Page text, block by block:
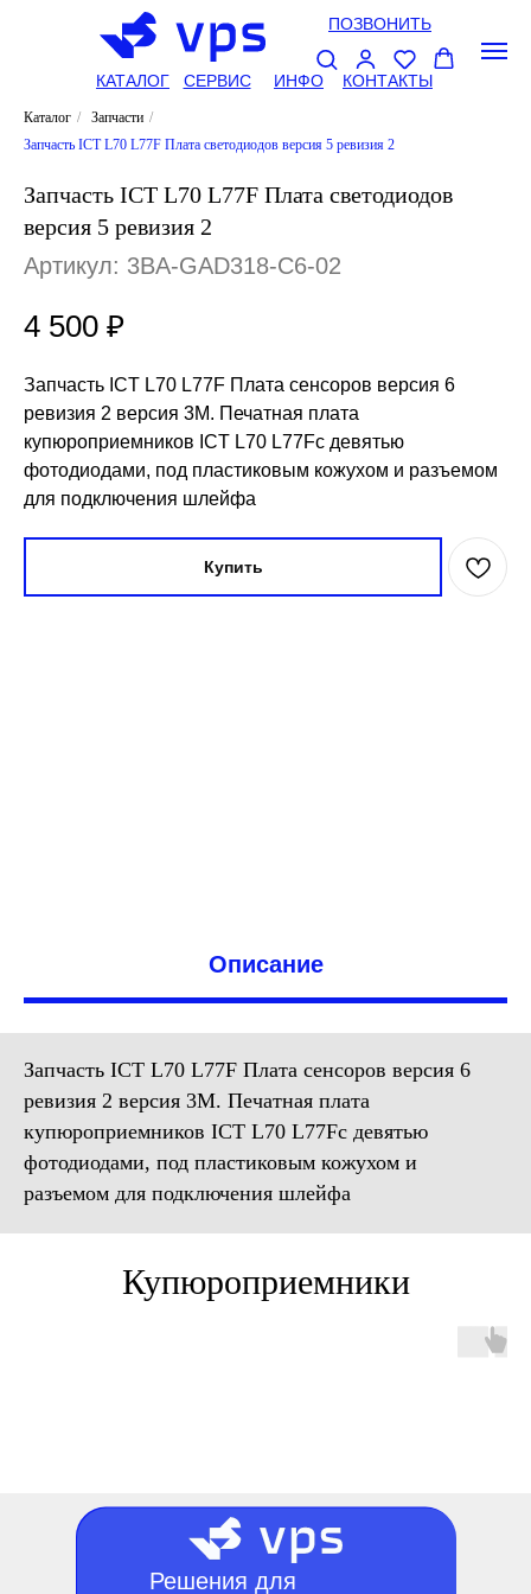
КАТАЛОГ СЕРВИС КОНТАКТЫ
ИНФО
ПОЗВОНИТЬ
Каталог / Запчасти /
Запчасть ICT L70 L77F Плата светодиодов версия 5 ревизия 2
Запчасть ICT L70 L77F Плата светодиодов
версия 5 ревизия 2
Артикул: 3BA-GAD318-C6-02
4 500 ₽
Запчасть ICT L70 L77F Плата сенсоров версия 6
ревизия 2 версия 3М. Печатная плата
купюроприемников ICT L70 L77Fс девятью
фотодиодами, под пластиковым кожухом и разъемом
для подключения шлейфа
Купить
Описание
Запчасть ICT L70 L77F Плата сенсоров версия 6
ревизия 2 версия 3М. Печатная плата
купюроприемников ICT L70 L77Fс девятью
фотодиодами, под пластиковым кожухом и
разъемом для подключения шлейфа
Купюроприемники
Решения для